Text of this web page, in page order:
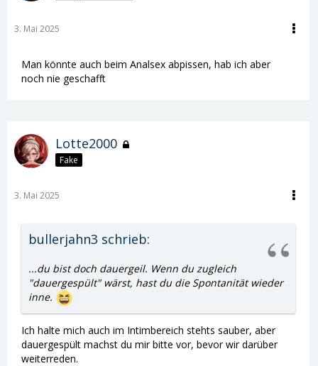
3. Mai 2025
Man könnte auch beim Analsex abpissen, hab ich aber
noch nie geschafft
Lotte2000
Fake
3. Mai 2025
bullerjahn3 schrieb:
...du bist doch dauergeil. Wenn du zugleich
"dauergespült" wärst, hast du die Spontanität wieder
inne.
Ich halte mich auch im Intimbereich stehts sauber, aber
dauergespült machst du mir bitte vor, bevor wir darüber
weiterreden.